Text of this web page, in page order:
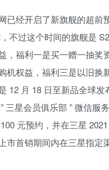
已经开启了新旗舰的超前
不过这个时间的旗舰是
，福利一是买一赠一抽奖
机权益，福利三是以旧换
12 月 18 日至新品全球发
三星会员俱乐部 ” 微信服
元预约，并在三星
市首销期间内在三星指定